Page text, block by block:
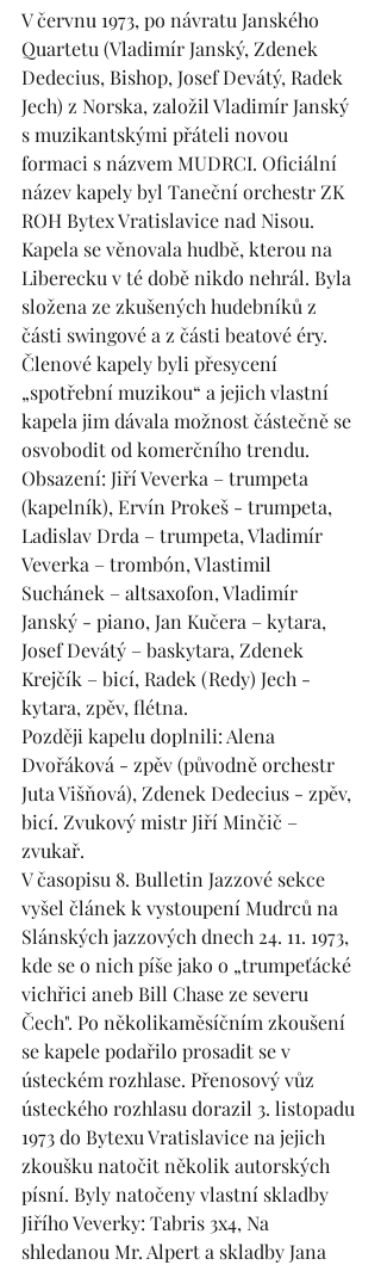
V červnu 1973, po návratu Janského
Quartetu (Vladimír Janský, Zdenek
Dedecius, Bishop, Josef Devátý, Radek
Jech) z Norska, založil Vladimír Janský
s muzikantskými přáteli novou
formaci s názvem MUDRCI. Oficiální
název kapely byl Taneční orchestr ZK
ROH Bytex Vratislavice nad Nisou.
Kapela se věnovala hudbě, kterou na
Liberecku v té době nikdo nehrál. Byla
složena ze zkušených hudebníků z
části swingové a z části beatové éry.
Členové kapely byli přesycení
„spotřební muzikou“ a jejich vlastní
kapela jim dávala možnost částečně se
osvobodit od komerčního trendu.
Obsazení: Jiří Veverka – trumpeta
(kapelník), Ervín Prokeš - trumpeta,
Ladislav Drda – trumpeta, Vladimír
Veverka – trombón, Vlastimil
Suchánek – altsaxofon, Vladimír
Janský - piano, Jan Kučera – kytara,
Josef Devátý – baskytara, Zdenek
Krejčík – bicí, Radek (Redy) Jech -
kytara, zpěv, flétna.
Později kapelu doplnili: Alena
Dvořáková - zpěv (původně orchestr
Juta Višňová), Zdenek Dedecius - zpěv,
bicí. Zvukový mistr Jiří Minčič –
zvukař.
V časopisu 8. Bulletin Jazzové sekce
vyšel článek k vystoupení Mudrců na
Slánských jazzových dnech 24. 11. 1973,
kde se o nich píše jako o „trumpeťácké
vichřici aneb Bill Chase ze severu
Čech". Po několikaměsíčním zkoušení
se kapele podařilo prosadit se v
ústeckém rozhlase. Přenosový vůz
ústeckého rozhlasu dorazil 3. listopadu
1973 do Bytexu Vratislavice na jejich
zkoušku natočit několik autorských
písní. Byly natočeny vlastní skladby
Jiřího Veverky: Tabris 3x4, Na
shledanou Mr. Alpert a skladby Jana